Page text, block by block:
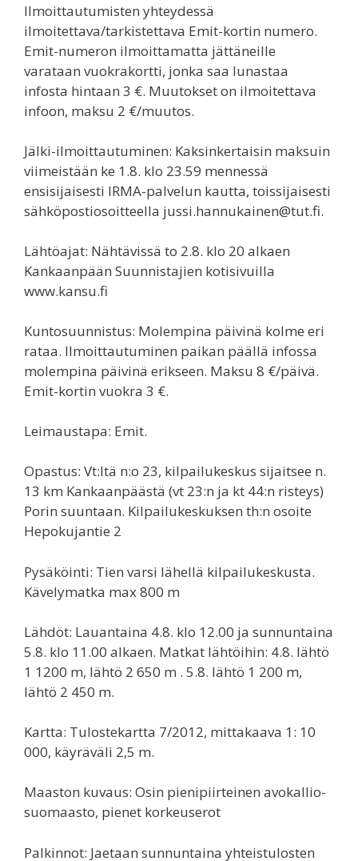
Ilmoittautumisten yhteydessä
ilmoitettava/tarkistettava Emit-kortin numero.
Emit-numeron ilmoittamatta jättäneille
varataan vuokrakortti, jonka saa lunastaa
infosta hintaan 3 €. Muutokset on ilmoitettava
infoon, maksu 2 €/muutos.
Jälki-ilmoittautuminen: Kaksinkertaisin maksuin
viimeistään ke 1.8. klo 23.59 mennessä
ensisijaisesti IRMA-palvelun kautta, toissijaisesti
sähköpostiosoitteella jussi.hannukainen@tut.fi.
Lähtöajat: Nähtävissä to 2.8. klo 20 alkaen
Kankaanpään Suunnistajien kotisivuilla
www.kansu.fi
Kuntosuunnistus: Molempina päivinä kolme eri
rataa. Ilmoittautuminen paikan päällä infossa
molempina päivinä erikseen. Maksu 8 €/päivä.
Emit-kortin vuokra 3 €.
Leimaustapa: Emit.
Opastus: Vt:ltä n:o 23, kilpailukeskus sijaitsee n.
13 km Kankaanpäästä (vt 23:n ja kt 44:n risteys)
Porin suuntaan. Kilpailukeskuksen th:n osoite
Hepokujantie 2
Pysäköinti: Tien varsi lähellä kilpailukeskusta.
Kävelymatka max 800 m
Lähdöt: Lauantaina 4.8. klo 12.00 ja sunnuntaina
5.8. klo 11.00 alkaen. Matkat lähtöihin: 4.8. lähtö
1 1200 m, lähtö 2 650 m . 5.8. lähtö 1 200 m,
lähtö 2 450 m.
Kartta: Tulostekartta 7/2012, mittakaava 1: 10
000, käyräväli 2,5 m.
Maaston kuvaus: Osin pienipiirteinen avokallio-
suomaasto, pienet korkeuserot
Palkinnot: Jaetaan sunnuntaina yhteistulosten